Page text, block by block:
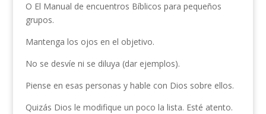
O El Manual de encuentros Bíblicos para pequeños
grupos.
Mantenga los ojos en el objetivo.
No se desvíe ni se diluya (dar ejemplos).
Piense en esas personas y hable con Dios sobre ellos.
Quizás Dios le modifique un poco la lista. Esté atento.